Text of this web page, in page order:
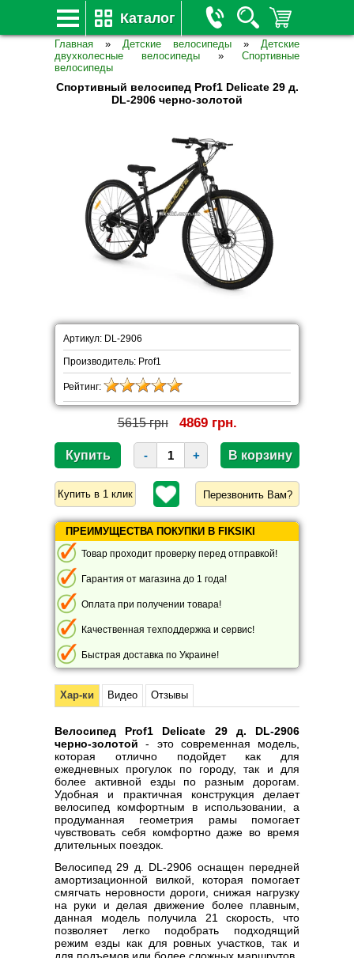
Каталог
Главная » Детские велосипеды » Детские
двухколесные велосипеды
» Спортивные
велосипеды
Спортивный велосипед Prof1 Delicate 29 д.
DL-2906 черно-золотой
Артикул: DL-2906
Производитель: Prof1
Рейтинг:
5615 грн 4869 грн.
- +
Перезвонить Вам?
ПРЕИМУЩЕСТВА ПОКУПКИ В FIKSIKI
Товар проходит проверку перед отправкой!
Гарантия от магазина до 1 года!
Оплата при получении товара!
Качественная техподдержка и сервис!
Быстрая доставка по Украине!
Хар-ки Видео Отзывы
Велосипед Prof1 Delicate 29 д. DL-2906
черно-золотой - это современная модель,
которая отлично подойдет как для
ежедневных прогулок по городу, так и для
более активной езды по разным дорогам.
Удобная и практичная конструкция делает
велосипед комфортным в использовании, а
продуманная геометрия рамы помогает
чувствовать себя комфортно даже во время
длительных поездок.
Велосипед 29 д. DL-2906 оснащен передней
амортизационной вилкой, которая помогает
смягчать неровности дороги, снижая нагрузку
на руки и делая движение более плавным,
данная модель получила 21 скорость, что
позволяет легко подобрать подходящий
режим езды как для ровных участков, так и